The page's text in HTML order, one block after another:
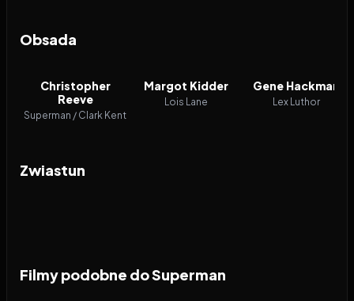
Obsada
Christopher
Reeve
Superman / Clark Kent
Margot Kidder
Lois Lane
Gene Hackman
Lex Luthor
Zwiastun
Filmy podobne do Superman